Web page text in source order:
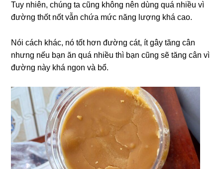
Tuy nhiên, chúng ta cũng không nên dùng quá nhiều vì
đường thốt nốt vẫn chứa mức năng lượng khá cao.
Nói cách khác, nó tốt hơn đường cát, ít gây tăng cân
nhưng nếu bạn ăn quá nhiều thì bạn cũng sẽ tăng cân vì
đường này khá ngon và bổ.